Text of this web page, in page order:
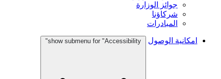
جوائز الوزارة
شركاؤنا
المبادرات
امكانية الوصول show submenu for "Accessibility"